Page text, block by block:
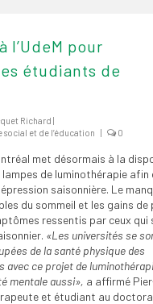
l’UdeM pour
étudiants de
Richard |
social et de l’éducation | 0
met désormais à la
de luminothérapie afin
saisonnière. Le
du sommeil et les gains
ressentis par ceux qui
«Les universités se
de la santé physique des
avec ce projet de
mentale aussi», a affirmé
et étudiant au